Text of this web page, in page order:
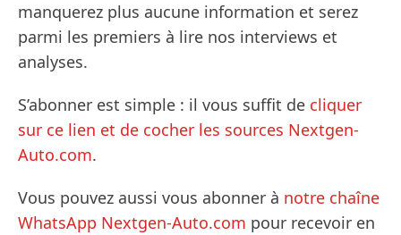
manquerez plus aucune information et serez
parmi les premiers à lire nos interviews et
analyses.
S’abonner est simple : il vous suffit de cliquer
sur ce lien et de cocher les sources Nextgen-
Auto.com.
Vous pouvez aussi vous abonner à notre chaîne
WhatsApp Nextgen-Auto.com pour recevoir en